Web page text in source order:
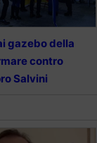
gazebo della
contro
Salvini